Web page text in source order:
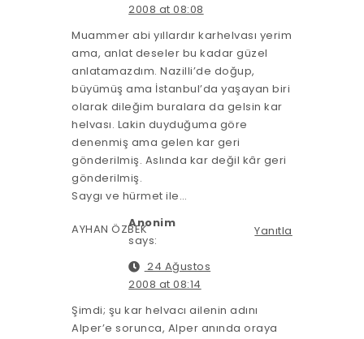
2008 at 08:08
Muammer abi yıllardır karhelvası yerim
ama, anlat deseler bu kadar güzel
anlatamazdım. Nazilli’de doğup,
büyümüş ama İstanbul’da yaşayan biri
olarak dileğim buralara da gelsin kar
helvası. Lakin duyduğuma göre
denenmiş ama gelen kar geri
gönderilmiş. Aslında kar değil kâr geri
gönderilmiş.
Saygı ve hürmet ile…
AYHAN ÖZBEK Yanıtla
Anonim
says:
24 Ağustos
2008 at 08:14
Şimdi; şu kar helvacı ailenin adını
Alper’e sorunca, Alper anında oraya